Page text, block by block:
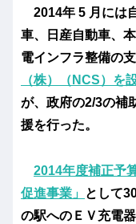
2014年 5 月には
車、日産自動車、
電インフラ整備の
（株）（NCS）を
が、政府の2/3の補
援を行った。
2014年度補正予
促進事業」 として
の駅へのＥＶ充電